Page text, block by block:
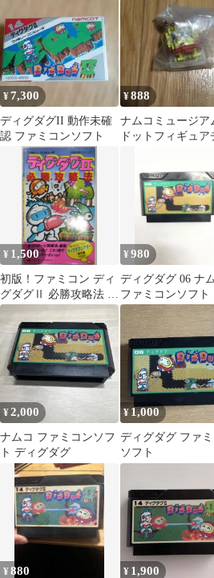
¥7,300
ディグダグII 動作未確
認 ファミコンソフト
¥888
ナムコミュージ
ドットフィギュア
¥ 1,500
初版！ファミコン ディ
グダグⅡ 必勝攻略法 双
葉社
¥980
ディグダグ 06 ナ
ファミコンソフト
¥2,000
ナムコ ファミコンソフ
ト ディグダグ
¥ 1,000
ディグダグ ファ
ソフト
¥880 ¥ 1,900